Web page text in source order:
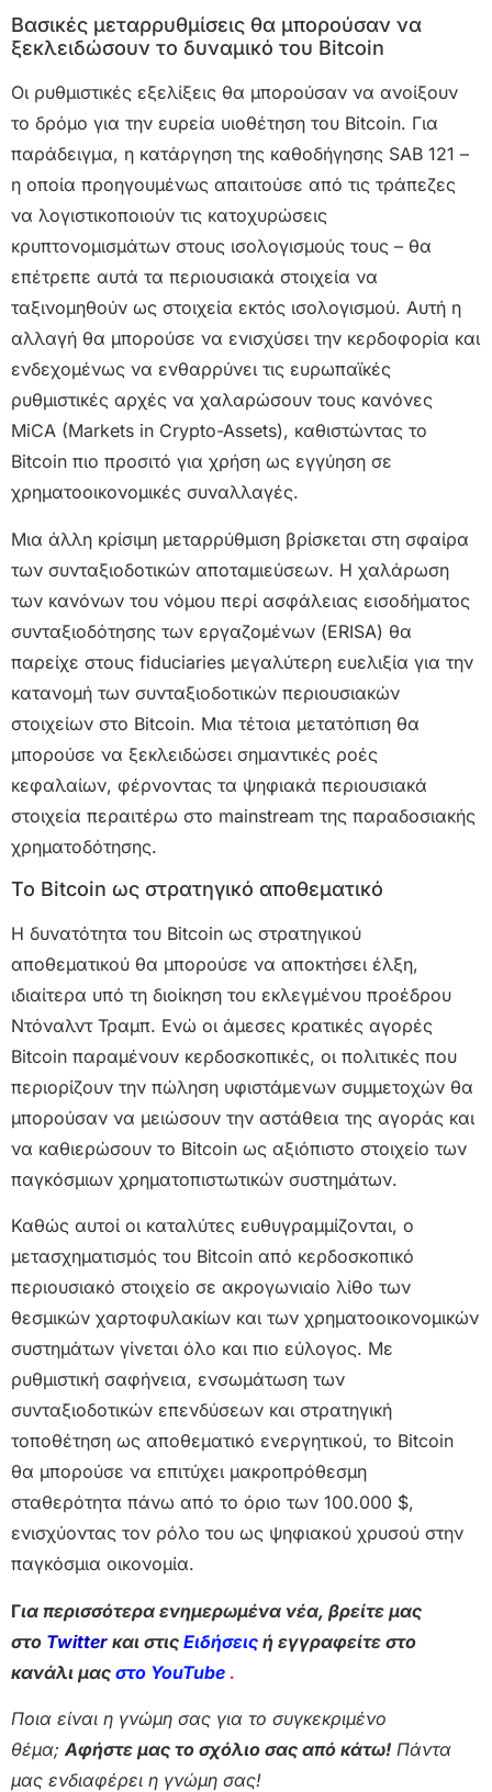
Βασικές μεταρρυθμίσεις θα μπορούσαν να
ξεκλειδώσουν το δυναμικό του Bitcoin
Οι ρυθμιστικές εξελίξεις θα μπορούσαν να ανοίξουν
το δρόμο για την ευρεία υιοθέτηση του Bitcoin. Για
παράδειγμα, η κατάργηση της καθοδήγησης SAB 121 –
η οποία προηγουμένως απαιτούσε από τις τράπεζες
να λογιστικοποιούν τις κατοχυρώσεις
κρυπτονομισμάτων στους ισολογισμούς τους – θα
επέτρεπε αυτά τα περιουσιακά στοιχεία να
ταξινομηθούν ως στοιχεία εκτός ισολογισμού. Αυτή η
αλλαγή θα μπορούσε να ενισχύσει την κερδοφορία και
ενδεχομένως να ενθαρρύνει τις ευρωπαϊκές
ρυθμιστικές αρχές να χαλαρώσουν τους κανόνες
MiCA (Markets in Crypto-Assets), καθιστώντας το
Bitcoin πιο προσιτό για χρήση ως εγγύηση σε
χρηματοοικονομικές συναλλαγές.
Μια άλλη κρίσιμη μεταρρύθμιση βρίσκεται στη σφαίρα
των συνταξιοδοτικών αποταμιεύσεων. Η χαλάρωση
των κανόνων του νόμου περί ασφάλειας εισοδήματος
συνταξιοδότησης των εργαζομένων (ERISA) θα
παρείχε στους fiduciaries μεγαλύτερη ευελιξία για την
κατανομή των συνταξιοδοτικών περιουσιακών
στοιχείων στο Bitcoin. Μια τέτοια μετατόπιση θα
μπορούσε να ξεκλειδώσει σημαντικές ροές
κεφαλαίων, φέρνοντας τα ψηφιακά περιουσιακά
στοιχεία περαιτέρω στο mainstream της παραδοσιακής
χρηματοδότησης.
Το Bitcoin ως στρατηγικό αποθεματικό
Η δυνατότητα του Bitcoin ως στρατηγικού
αποθεματικού θα μπορούσε να αποκτήσει έλξη,
ιδιαίτερα υπό τη διοίκηση του εκλεγμένου προέδρου
Ντόναλντ Τραμπ. Ενώ οι άμεσες κρατικές αγορές
Bitcoin παραμένουν κερδοσκοπικές, οι πολιτικές που
περιορίζουν την πώληση υφιστάμενων συμμετοχών θα
μπορούσαν να μειώσουν την αστάθεια της αγοράς και
να καθιερώσουν το Bitcoin ως αξιόπιστο στοιχείο των
παγκόσμιων χρηματοπιστωτικών συστημάτων.
Καθώς αυτοί οι καταλύτες ευθυγραμμίζονται, ο
μετασχηματισμός του Bitcoin από κερδοσκοπικό
περιουσιακό στοιχείο σε ακρογωνιαίο λίθο των
θεσμικών χαρτοφυλακίων και των χρηματοοικονομικών
συστημάτων γίνεται όλο και πιο εύλογος. Με
ρυθμιστική σαφήνεια, ενσωμάτωση των
συνταξιοδοτικών επενδύσεων και στρατηγική
τοποθέτηση ως αποθεματικό ενεργητικού, το Bitcoin
θα μπορούσε να επιτύχει μακροπρόθεσμη
σταθερότητα πάνω από το όριο των 100.000 $,
ενισχύοντας τον ρόλο του ως ψηφιακού χρυσού στην
παγκόσμια οικονομία.
Για περισσότερα ενημερωμένα νέα, βρείτε μας
στο Twitter και στις Ειδήσεις ή εγγραφείτε στο
κανάλι μας στο YouTube .
Ποια είναι η γνώμη σας για το συγκεκριμένο
θέμα;Αφήστε μας το σχόλιο σας από κάτω! Πάντα
μας ενδιαφέρει η γνώμη σας!